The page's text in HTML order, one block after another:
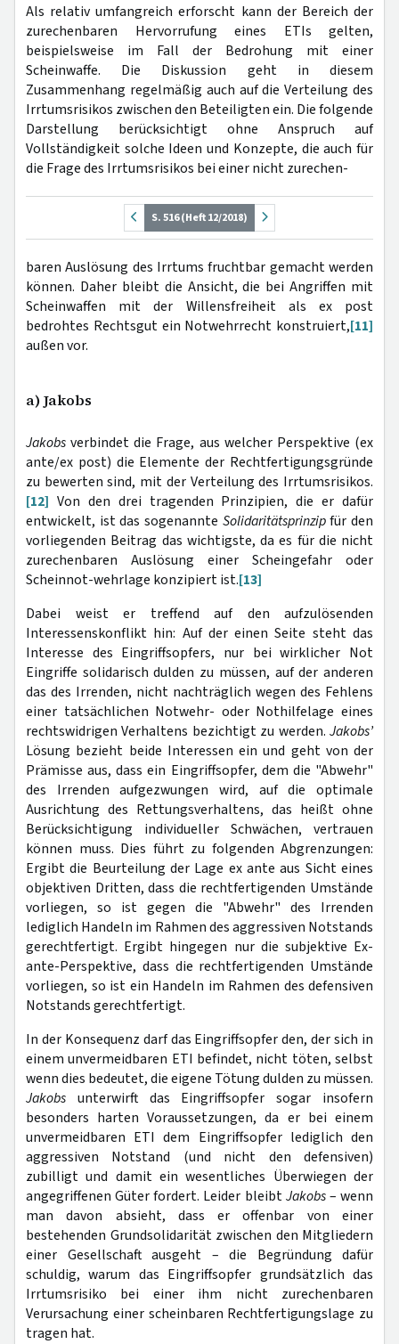
Als relativ umfangreich erforscht kann der Bereich der
zurechenbaren Hervorrufung eines ETIs gelten,
beispielsweise im Fall der Bedrohung mit einer
Scheinwaffe. Die Diskussion geht in diesem
Zusammenhang regelmäßig auch auf die Verteilung des
Irrtumsrisikos zwischen den Beteiligten ein. Die folgende
Darstellung berücksichtigt ohne Anspruch auf
Vollständigkeit solche Ideen und Konzepte, die auch für
die Frage des Irrtumsrisikos bei einer nicht zurechen-
S. 516 (Heft 12/2018)
baren Auslösung des Irrtums fruchtbar gemacht werden
können. Daher bleibt die Ansicht, die bei Angriffen mit
Scheinwaffen mit der Willensfreiheit als ex post
bedrohtes Rechtsgut ein Notwehrrecht konstruiert,[11]
außen vor.
a) Jakobs
Jakobsverbindet die Frage, aus welcher Perspektive (ex
ante/ex post) die Elemente der Rechtfertigungsgründe
zu bewerten sind, mit der Verteilung des Irrtumsrisikos.
[12] Von den drei tragenden Prinzipien, die er dafür
entwickelt, ist das sogenannte Solidaritätsprinzipfür den
vorliegenden Beitrag das wichtigste, da es für die nicht
zurechenbaren Auslösung einer Scheingefahr oder
Scheinnot-wehrlage konzipiert ist.[13]
Dabei weist er treffend auf den aufzulösenden
Interessenskonflikt hin: Auf der einen Seite steht das
Interesse des Eingriffsopfers, nur bei wirklicher Not
Eingriffe solidarisch dulden zu müssen, auf der anderen
das des Irrenden, nicht nachträglich wegen des Fehlens
einer tatsächlichen Notwehr- oder Nothilfelage eines
rechtswidrigen Verhaltens bezichtigt zu werden. Jakobs’
Lösung bezieht beide Interessen ein und geht von der
Prämisse aus, dass ein Eingriffsopfer, dem die "Abwehr"
des Irrenden aufgezwungen wird, auf die optimale
Ausrichtung des Rettungsverhaltens, das heißt ohne
Berücksichtigung individueller Schwächen, vertrauen
können muss. Dies führt zu folgenden Abgrenzungen:
Ergibt die Beurteilung der Lage ex ante aus Sicht eines
objektiven Dritten, dass die rechtfertigenden Umstände
vorliegen, so ist gegen die "Abwehr" des Irrenden
lediglich Handeln im Rahmen des aggressiven Notstands
gerechtfertigt. Ergibt hingegen nur die subjektive Ex-
ante-Perspektive, dass die rechtfertigenden Umstände
vorliegen, so ist ein Handeln im Rahmen des defensiven
Notstands gerechtfertigt.
In der Konsequenz darf das Eingriffsopfer den, der sich in
einem unvermeidbaren ETI befindet, nicht töten, selbst
wenn dies bedeutet, die eigene Tötung dulden zu müssen.
Jakobs unterwirft das Eingriffsopfer sogar insofern
besonders harten Voraussetzungen, da er bei einem
unvermeidbaren ETI dem Eingriffsopfer lediglich den
aggressiven Notstand (und nicht den defensiven)
zubilligt und damit ein wesentliches Überwiegen der
angegriffenen Güter fordert. Leider bleibtJakobs– wenn
man davon absieht, dass er offenbar von einer
bestehenden Grundsolidarität zwischen den Mitgliedern
einer Gesellschaft ausgeht – die Begründung dafür
schuldig, warum das Eingriffsopfer grundsätzlich das
Irrtumsrisiko bei einer ihm nicht zurechenbaren
Verursachung einer scheinbaren Rechtfertigungslage zu
tragen hat.